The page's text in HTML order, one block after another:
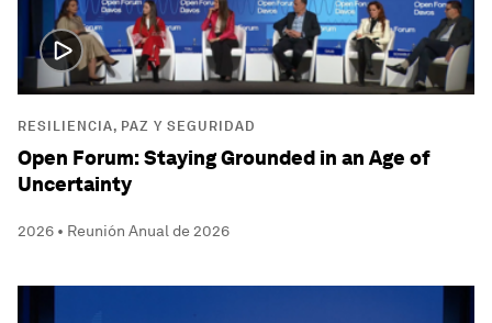
RESILIENCIA, PAZ Y SEGURIDAD
Open Forum: Staying Grounded in an Age of
Uncertainty
2026 • Reunión Anual de 2026